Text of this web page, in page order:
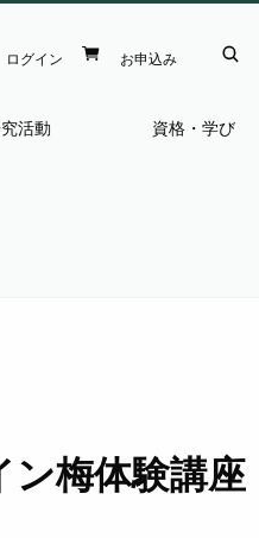
ログイン お申込み
活動 資格・学び
梅体験講座